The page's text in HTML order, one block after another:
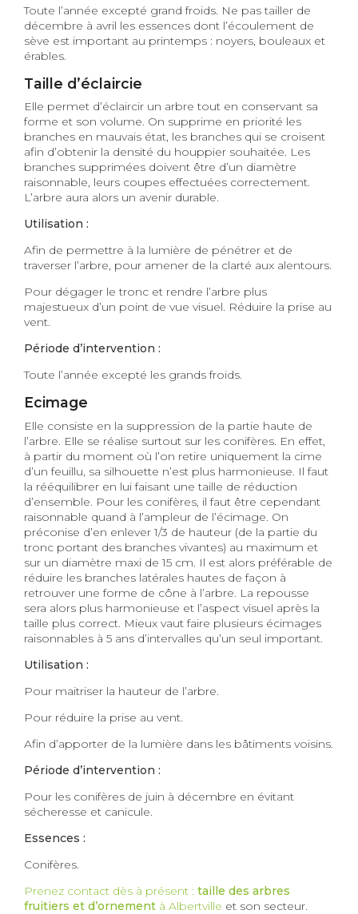
Toute l’année excepté grand froids. Ne pas tailler de
décembre à avril les essences dont l’écoulement de
sève est important au printemps : noyers, bouleaux et
érables.
Taille d’éclaircie
Elle permet d’éclaircir un arbre tout en conservant sa
forme et son volume. On supprime en priorité les
branches en mauvais état, les branches qui se croisent
afin d’obtenir la densité du houppier souhaitée. Les
branches supprimées doivent être d’un diamètre
raisonnable, leurs coupes effectuées correctement.
L’arbre aura alors un avenir durable.
Utilisation :
Afin de permettre à la lumière de pénétrer et de
traverser l’arbre, pour amener de la clarté aux alentours.
Pour dégager le tronc et rendre l’arbre plus
majestueux d’un point de vue visuel. Réduire la prise au
vent.
Période d’intervention :
Toute l’année excepté les grands froids.
Ecimage
Elle consiste en la suppression de la partie haute de
l’arbre. Elle se réalise surtout sur les conifères. En effet,
à partir du moment où l’on retire uniquement la cime
d’un feuillu, sa silhouette n’est plus harmonieuse. Il faut
la rééquilibrer en lui faisant une taille de réduction
d’ensemble. Pour les conifères, il faut être cependant
raisonnable quand à l’ampleur de l’écimage. On
préconise d’en enlever 1/3 de hauteur (de la partie du
tronc portant des branches vivantes) au maximum et
sur un diamètre maxi de 15 cm. Il est alors préférable de
réduire les branches latérales hautes de façon à
retrouver une forme de cône à l’arbre. La repousse
sera alors plus harmonieuse et l’aspect visuel après la
taille plus correct. Mieux vaut faire plusieurs écimages
raisonnables à 5 ans d’intervalles qu’un seul important.
Utilisation :
Pour maitriser la hauteur de l’arbre.
Pour réduire la prise au vent.
Afin d’apporter de la lumière dans les bâtiments voisins.
Période d’intervention :
Pour les conifères de juin à décembre en évitant
sécheresse et canicule.
Essences :
Conifères.
Prenez contact dès à présent : taille des arbres
fruitiers et d’ornement à Albertville et son secteur.